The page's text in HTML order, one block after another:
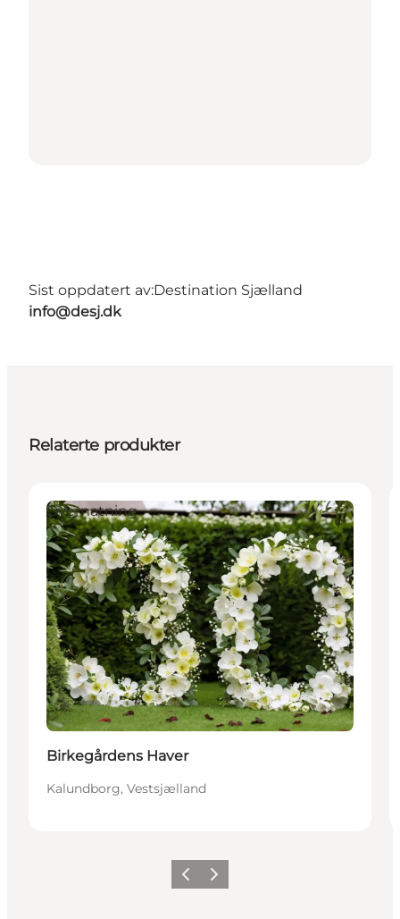
Sist oppdatert av:Destination Sjælland
info@desj.dk
Relaterte produkter
Overnatning
Birkegårdens Haver
Kalundborg, Vestsjælland
ForrigeNeste